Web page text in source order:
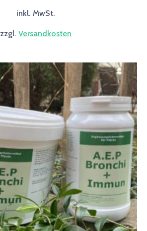
können
auf
der
gewählt
werden
inkl. MwSt.
zzgl. Versandkosten